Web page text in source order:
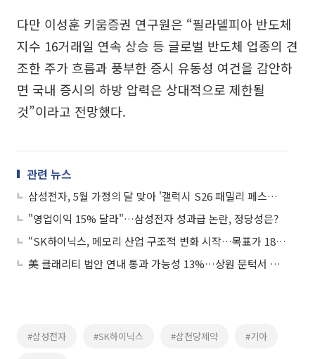
다만 이성훈 키움증권 연구원은 “필라델피아 반도체
지수 16거래일 연속 상승 등 글로벌 반도체 업종의 견
조한 주가 흐름과 풍부한 증시 유동성 여건을 감안하
면 국내 증시의 하방 압력은 상대적으로 제한될
것”이라고 전망했다.
관련 뉴스
삼성전자, 5월 가정의 달 맞아 '갤럭시 S26 패밀리 페스타' 진행
"영업이익 15% 달라"…삼성전자 성과급 논란, 정당성은?
“SK하이닉스, 메모리 산업 구조적 변화 시작…목표가 180만원”
美 클래리티 법안 연내 통과 가능성 13%…상원 문턱서 제동
#삼성전자 #SK하이닉스 #삼천당제약 #기아